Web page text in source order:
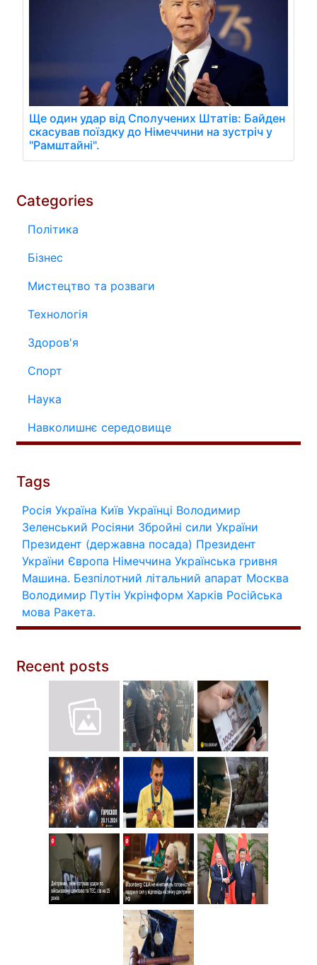
Ще один удар від Сполучених Штатів: Байден
скасував поїздку до Німеччини на зустріч у
"Рамштайні".
Categories
Політика
Бізнес
Мистецтво та розваги
Технологія
Здоров'я
Спорт
Наука
Навколишнє середовище
Tags
Росія Україна Київ Українці Володимир
Зеленський Росіяни Збройні сили України
Президент (державна посада) Президент
України Європа Німеччина Українська гривня
Машина. Безпілотний літальний апарат Москва
Володимир Путін Укрінформ Харків Російська
мова Ракета.
Recent posts